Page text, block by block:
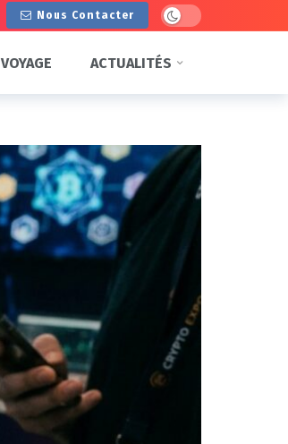
Nous Contacter Dark mode
VOYAGE ACTUALITÉS